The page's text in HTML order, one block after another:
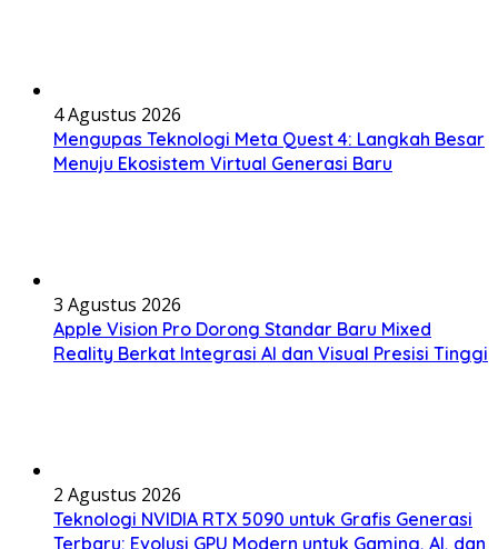
4 Agustus 2026
Mengupas Teknologi Meta Quest 4: Langkah Besar
Menuju Ekosistem Virtual Generasi Baru
3 Agustus 2026
Apple Vision Pro Dorong Standar Baru Mixed
Reality Berkat Integrasi AI dan Visual Presisi Tinggi
2 Agustus 2026
Teknologi NVIDIA RTX 5090 untuk Grafis Generasi
Terbaru: Evolusi GPU Modern untuk Gaming, AI, dan